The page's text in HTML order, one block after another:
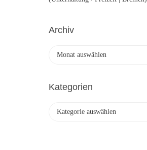
Archiv
h
Kategorien